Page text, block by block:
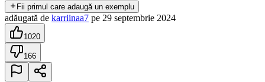
Fii primul care adaugă un exemplu
adăugată de karriinaa7 pe 29 septembrie 2024
1020
166